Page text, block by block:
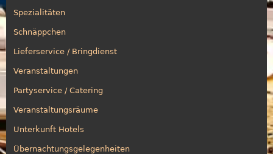
Spezialitäten
Schnäppchen
Lieferservice / Bringdienst
Veranstaltungen
Partyservice / Catering
Veranstaltungsräume
Unterkunft Hotels
Übernachtungsgelegenheiten